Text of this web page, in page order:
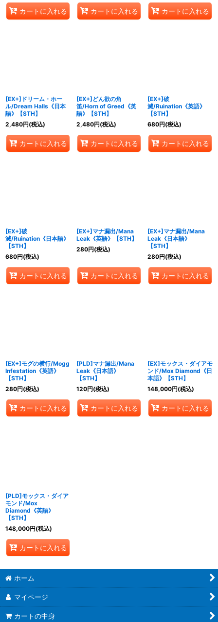
カートに入れる カートに入れる カートに入れる
[EX+]ドリーム・ホー
ル/Dream Halls《日本
語》【STH】
2,480円(税込)
カートに入れる
[EX+]どん欲の角
笛/Horn of Greed《英
語》【STH】
2,480円(税込)
カートに入れる
[EX+]破
滅/Ruination《英語》
【STH】
680円(税込)
カートに入れる
[EX+]破
滅/Ruination《日本語》
【STH】
680円(税込)
カートに入れる
[EX+]マナ漏出/Mana
Leak《英語》【STH】
280円(税込)
カートに入れる
[EX+]マナ漏出/Mana
Leak《日本語》
【STH】
280円(税込)
カートに入れる
[EX+]モグの横行/Mogg
Infestation《英語》
【STH】
280円(税込)
カートに入れる
[PLD]マナ漏出/Mana
Leak《日本語》
【STH】
120円(税込)
カートに入れる
[EX]モックス・ダイアモ
ンド/Mox Diamond《日
本語》【STH】
148,000円(税込)
カートに入れる
[PLD]モックス・ダイア
モンド/Mox
Diamond《英語》
【STH】
148,000円(税込)
カートに入れる
ホーム
マイページ
カートの中身